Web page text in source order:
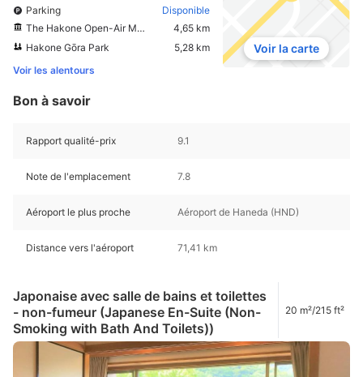
Parking
Disponible
The Hakone Open-Air Museum
4,65 km
Hakone Gōra Park
5,28 km
Voir les alentours
Voir la carte
Bon à savoir
Rapport qualité-prix 9.1
Note de l'emplacement 7.8
Aéroport le plus proche Aéroport de Haneda (HND)
Distance vers l'aéroport 71,41 km
Japonaise avec salle de bains et toilettes
- non-fumeur (Japanese En-Suite (Non-
Smoking with Bath And Toilets))
20 m²/215 ft²